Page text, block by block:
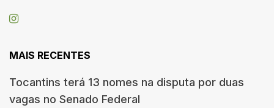
MAIS RECENTES
Tocantins terá 13 nomes na disputa por duas
vagas no Senado Federal